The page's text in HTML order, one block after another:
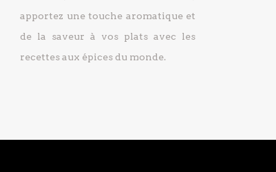
apportez une touche aromatique et
de la saveur à vos plats avec les
recettes aux épices du monde.